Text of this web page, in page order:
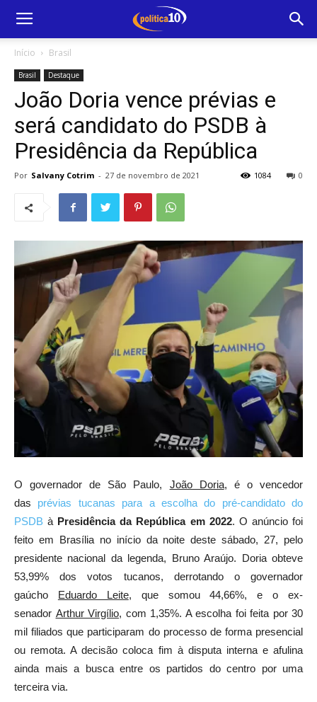
Início Brasil
Brasil Destaque
João Doria vence prévias e
será candidato do PSDB à
Presidência da República
Por Salvany Cotrim - 27 de novembro de 2021 0
1084
O governador de São Paulo, João Doria, é o vencedor
das prévias tucanas para a escolha do pré-candidato do
PSDB à Presidência da República em 2022. O anúncio foi
feito em Brasília no início da noite deste sábado, 27, pelo
presidente nacional da legenda, Bruno Araújo. Doria obteve
53,99% dos votos tucanos, derrotando o governador
gaúcho Eduardo Leite, que somou 44,66%, e o ex-
senador Arthur Virgílio, com 1,35%. A escolha foi feita por 30
mil filiados que participaram do processo de forma presencial
ou remota. A decisão coloca fim à disputa interna e afulina
ainda mais a busca entre os partidos do centro por uma
terceira via.